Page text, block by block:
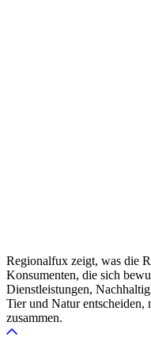
Regionalfux zeigt, was die
Konsumenten, die sich
Dienstleistungen,
Tier und Natur entscheiden,
zusammen.